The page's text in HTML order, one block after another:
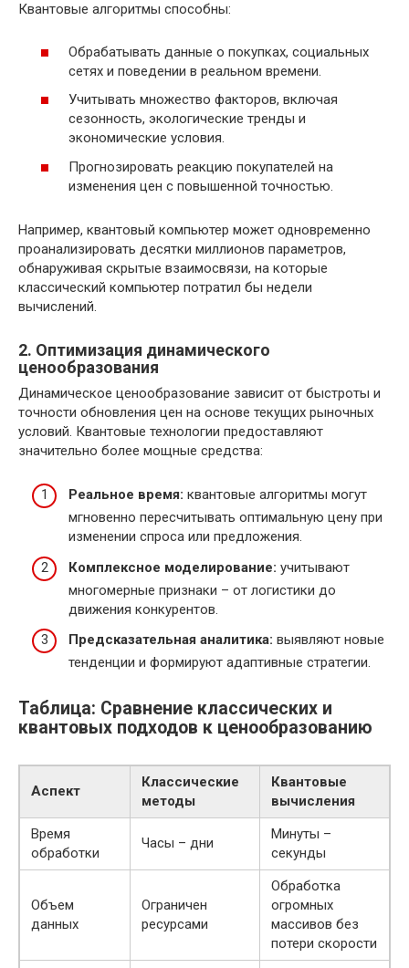
Квантовые алгоритмы способны:
Обрабатывать данные о покупках, социальных
сетях и поведении в реальном времени.
Учитывать множество факторов, включая
сезонность, экологические тренды и
экономические условия.
Прогнозировать реакцию покупателей на
изменения цен с повышенной точностью.
Например, квантовый компьютер может одновременно
проанализировать десятки миллионов параметров,
обнаруживая скрытые взаимосвязи, на которые
классический компьютер потратил бы недели
вычислений.
2. Оптимизация динамического
ценообразования
Динамическое ценообразование зависит от быстроты и
точности обновления цен на основе текущих рыночных
условий. Квантовые технологии предоставляют
значительно более мощные средства:
Реальное время: квантовые алгоритмы могут
мгновенно пересчитывать оптимальную цену при
изменении спроса или предложения.
Комплексное моделирование: учитывают
многомерные признаки – от логистики до
движения конкурентов.
Предсказательная аналитика: выявляют новые
тенденции и формируют адаптивные стратегии.
Таблица: Сравнение классических и
квантовых подходов к ценообразованию
Аспект
Классические
методы
Квантовые
вычисления
Время
обработки
Часы – дни
Минуты –
секунды
Объем
данных
Ограничен
ресурсами
Обработка
огромных
массивов без
потери скорости